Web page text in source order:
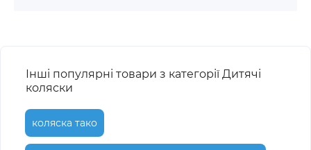
Інші популярні товари з категорії Дитячі
коляски
коляска тако